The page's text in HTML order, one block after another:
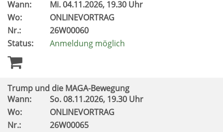
Wann: Mi.04.11.2026, 19.30 Uhr
Wo:
ONLINEVORTRAG
Nr.:
26W00060
Status:
Anmeldung möglich
Trump und die MAGA-Bewegung
Wann:
So.08.11.2026, 19.30 Uhr
Wo:
ONLINEVORTRAG
Nr.:
26W00065